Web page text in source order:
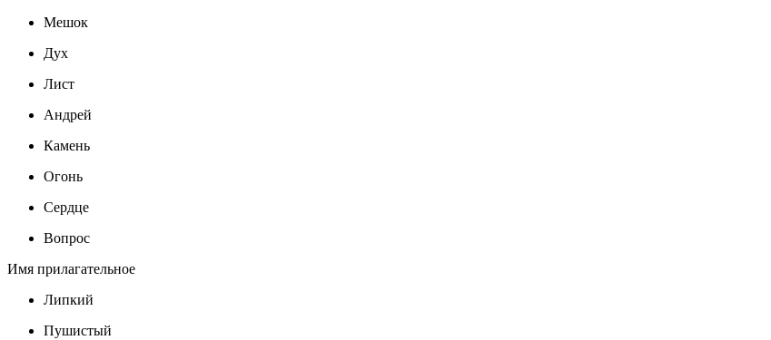
Мешок
Дух
Лист
Андрей
Камень
Огонь
Сердце
Вопрос
Имя прилагательное
Липкий
Пушистый